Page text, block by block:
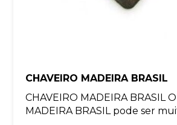
CHAVEIRO MADEIRA BRASIL
CHAVEIRO MADEIRA BRASIL
MADEIRA BRASIL pode ser